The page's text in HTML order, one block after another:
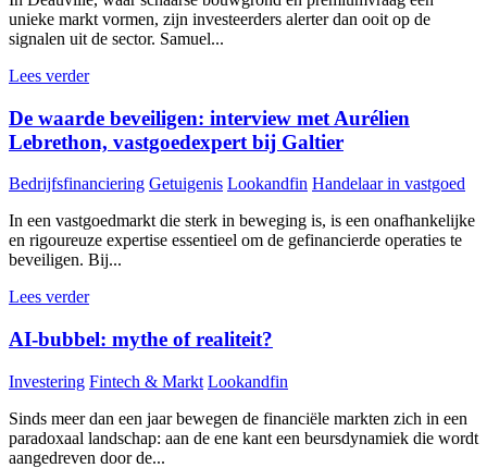
unieke markt vormen, zijn investeerders alerter dan ooit op de
signalen uit de sector. Samuel...
Lees verder
De waarde beveiligen: interview met Aurélien
Lebrethon, vastgoedexpert bij Galtier
Bedrijfsfinanciering Getuigenis Lookandfin Handelaar in vastgoed
In een vastgoedmarkt die sterk in beweging is, is een onafhankelijke
en rigoureuze expertise essentieel om de gefinancierde operaties te
beveiligen. Bij...
Lees verder
AI-bubbel: mythe of realiteit?
Investering Fintech & Markt Lookandfin
Sinds meer dan een jaar bewegen de financiële markten zich in een
paradoxaal landschap: aan de ene kant een beursdynamiek die wordt
aangedreven door de...